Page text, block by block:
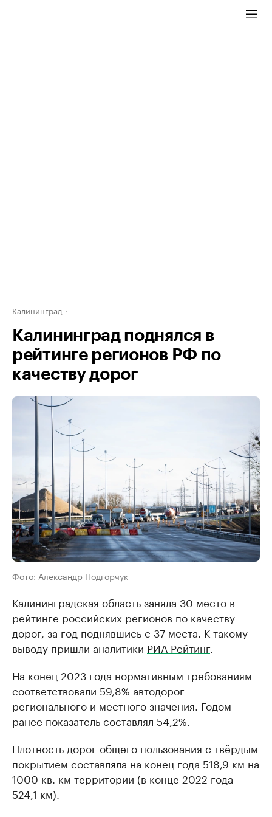
Калининград
Калининград поднялся в
рейтинге регионов РФ по
качеству дорог
Фото: Александр Подгорчук
Калининградская область заняла 30 место в
рейтинге российских регионов по качеству
дорог, за год поднявшись с 37 места. К такому
выводу пришли аналитики РИА Рейтинг
На конец 2023 года нормативным требованиям
соответствовали 59,8% автодорог
регионального и местного значения. Годом
ранее показатель составлял 54,2%.
Плотность дорог общего пользования с твёрдым
покрытием составляла на конец года 518,9 км на
1000 кв. км территории (в конце 2022 года —
524,1 км).